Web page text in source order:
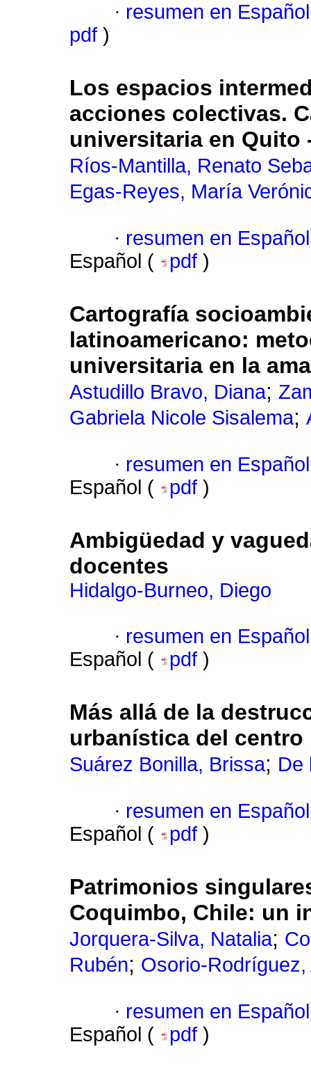
· resumen en Español
pdf )
Los espacios
acciones colectivas.
universitaria en Quito
Ríos-Mantilla, Renato
Egas-Reyes, María
· resumen en Español
Español (
pdf )
Cartografía
latinoamericano:
universitaria en la
Astudillo Bravo, Diana;
Gabriela Nicole Sisalema;
· resumen en Español
Español (
pdf )
Ambigüedad y
docentes
Hidalgo-Burneo, Diego
· resumen en Español
Español (
pdf )
Más allá de la
urbanística del
Suárez Bonilla, Brissa; De
· resumen en Español
Español (
pdf )
Patrimonios
Coquimbo, Chile: un
Jorquera-Silva, Natalia;
Rubén; Osorio-Rodríguez,
· resumen en Español
Español (
pdf )